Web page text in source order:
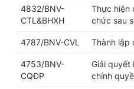
4832/BNV-
CTL&BHXH
Thực hiện
chức sau
4787/BNV-CVL Thành lập
4753/BNV-
CQĐP
Giải quyết
chính